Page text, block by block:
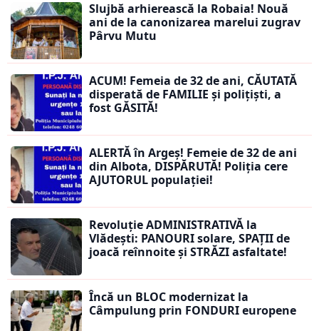
Slujbă arhierească la Robaia! Nouă
ani de la canonizarea marelui zugrav
Pârvu Mutu
ACUM! Femeia de 32 de ani, CĂUTATĂ
disperată de FAMILIE și polițiști, a
fost GĂSITĂ!
ALERTĂ în Argeș! Femeie de 32 de ani
din Albota, DISPĂRUTĂ! Poliția cere
AJUTORUL populației!
Revoluție ADMINISTRATIVĂ la
Vlădești: PANOURI solare, SPAȚII de
joacă reînnoite și STRĂZI asfaltate!
Încă un BLOC modernizat la
Câmpulung prin FONDURI europene